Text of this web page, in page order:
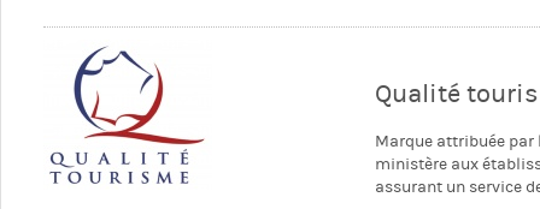
Qualité
Marque attribuée par
ministère aux
assurant un service